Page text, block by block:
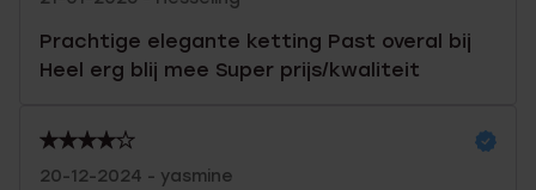
Prachtige elegante ketting Past overal bij
Heel erg blij mee Super prijs/kwaliteit
20-12-2024 - yasmine